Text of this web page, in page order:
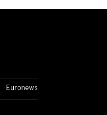
Euronews